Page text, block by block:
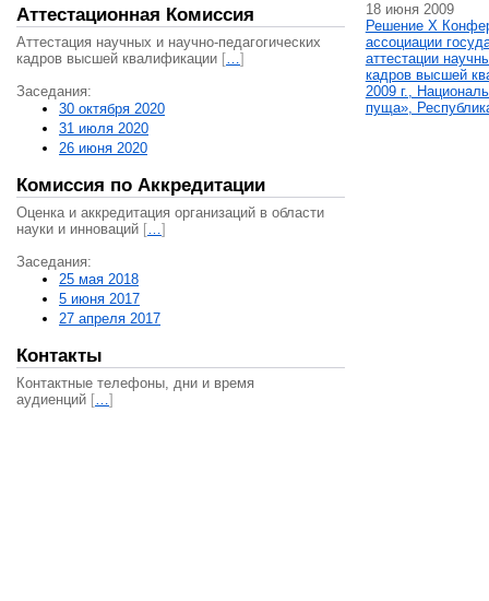
Аттестационная Комиссия
Аттестация научных и научно-педагогических
кадров высшей квалификации […]
Заседания:
30 октября 2020
31 июля 2020
26 июня 2020
Комиссия по Аккредитации
Оценка и аккредитация организаций в области
науки и инноваций […]
Заседания:
25 мая 2018
5 июня 2017
27 апреля 2017
Контакты
Контактные телефоны, дни и время
аудиенций […]
18 июня 2009
Решение X
ассоциации
аттестации
кадров высшей
2009 г.,
пуща»,